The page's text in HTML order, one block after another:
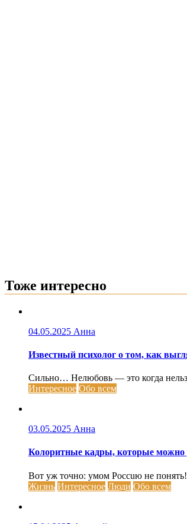
Тоже интересно
04.05.2025 Анна
Известный психолог о том, как
Сильно… Нелюбовь — это когда нельзя
Интересное Обо всем
03.05.2025 Анна
Колоритные кадры, которые можно
Вот уж точно: умом Россuю не
Жизнь Интересное Люди Обо всем